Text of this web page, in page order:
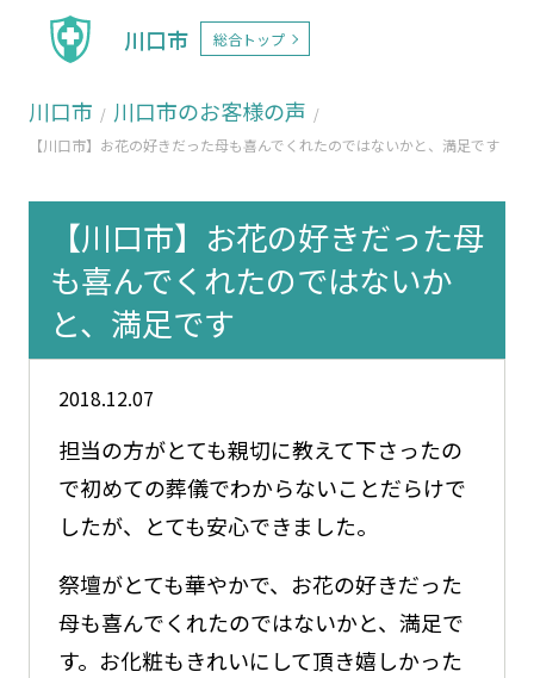
川口市 総合トップ
川口市 川口市のお客様の声
【川口市】お花の好きだった母も喜んでくれたのではないかと、満足です
【川口市】お花の好きだった母
も喜んでくれたのではないか
と、満足です
2018.12.07
担当の方がとても親切に教えて下さったの
で初めての葬儀でわからないことだらけで
したが、とても安心できました。
祭壇がとても華やかで、お花の好きだった
母も喜んでくれたのではないかと、満足で
す。お化粧もきれいにして頂き嬉しかった